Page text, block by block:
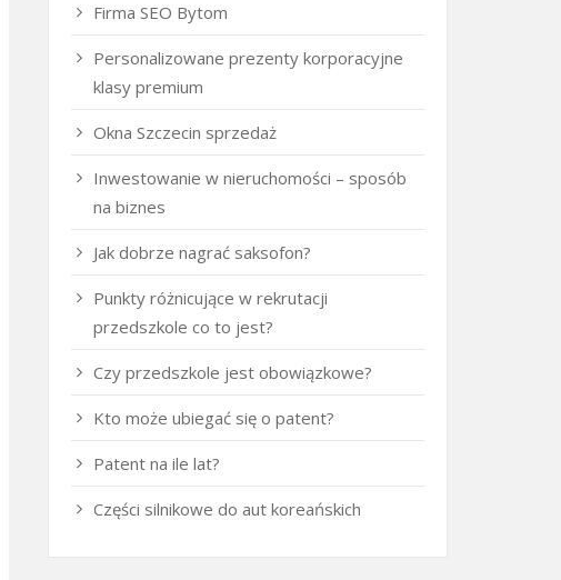
Firma SEO Bytom
Personalizowane prezenty korporacyjne
klasy premium
Okna Szczecin sprzedaż
Inwestowanie w nieruchomości – sposób
na biznes
Jak dobrze nagrać saksofon?
Punkty różnicujące w rekrutacji
przedszkole co to jest?
Czy przedszkole jest obowiązkowe?
Kto może ubiegać się o patent?
Patent na ile lat?
Części silnikowe do aut koreańskich